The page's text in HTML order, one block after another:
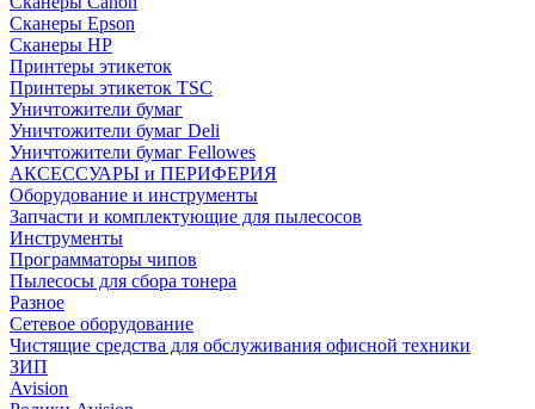
Сканеры Epson
Сканеры HP
Принтеры этикеток
Принтеры этикеток TSC
Уничтожители бумаг
Уничтожители бумаг Deli
Уничтожители бумаг Fellowes
АКСЕССУАРЫ и ПЕРИФЕРИЯ
Оборудование и инструменты
Запчасти и комплектующие для пылесосов
Инструменты
Программаторы чипов
Пылесосы для сбора тонера
Разное
Сетевое оборудование
Чистящие средства для обслуживания офисной техники
ЗИП
Avision